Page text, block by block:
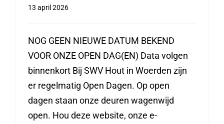
13 april 2026
NOG GEEN NIEUWE DATUM BEKEND
VOOR ONZE OPEN DAG(EN) Data volgen
binnenkort Bij SWV Hout in Woerden zijn
er regelmatig Open Dagen. Op open
dagen staan onze deuren wagenwijd
open. Hou deze website, onze e-